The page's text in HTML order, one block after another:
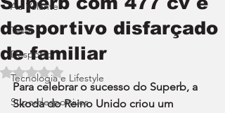
Ao Volante
Teste
Desporto
Tecnologia e Lifestyle
Superdesportivos
desportivo disfarçado
de familiar
Avaliado com NaN de 5 estrelas.
Para celebrar o sucesso do Superb, a
Skoda do Reino Unido criou um